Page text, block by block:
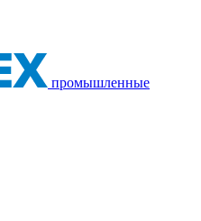
промышленные